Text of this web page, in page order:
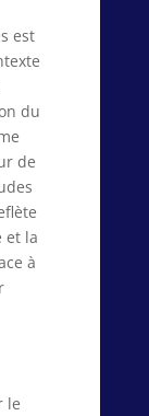
est
du
de
et la
à
le